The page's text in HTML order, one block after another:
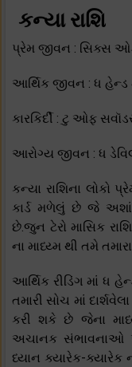
કન્યા રાશિ
પ્રેમ જીવન : સિક્સ
આર્થિક જીવન : ધ
કારકિર્દી : ટુ ઓફ
આરોગ્ય જીવન : ધ
કન્યા રાશિના લોકો
કાર્ડ મળેલું છે જે
છે.જુન ટેરો માસિક
ના માધ્ય્મ થી તમે
આર્થિક રીડિંગ માં ધ
તમારી સોચ માં
કરી શકે છે જેના
અચાનક સંભાવનાઓ
ધ્યાન ક્યારેક-ક્યારેક